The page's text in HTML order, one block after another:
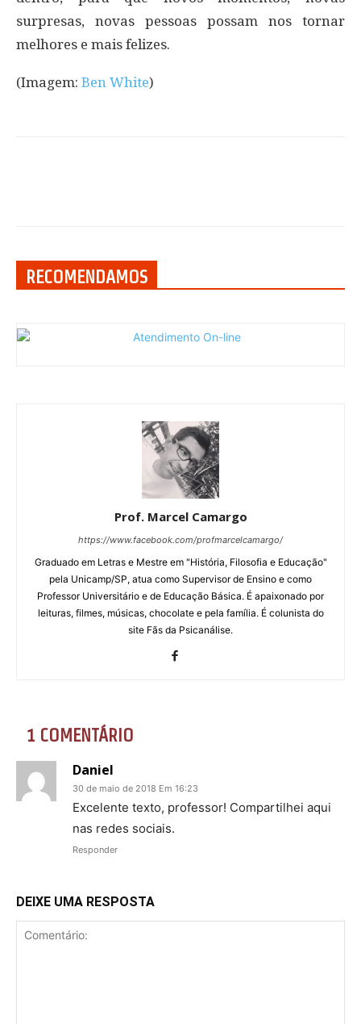
surpresas, novas pessoas possam nos tornar
melhores e mais felizes.
(Imagem: Ben White)
RECOMENDAMOS
Prof. Marcel Camargo
https://www.facebook.com/profmarcelcamargo/
Graduado em Letras e Mestre em "História, Filosofia e Educação"
pela Unicamp/SP, atua como Supervisor de Ensino e como
Professor Universitário e de Educação Básica. É apaixonado por
leituras, filmes, músicas, chocolate e pela família. É colunista do
site Fãs da Psicanálise.
1 COMENTÁRIO
Daniel
30 de maio de 2018 Em 16:23
Excelente texto, professor! Compartilhei aqui
nas redes sociais.
Responder
DEIXE UMA RESPOSTA